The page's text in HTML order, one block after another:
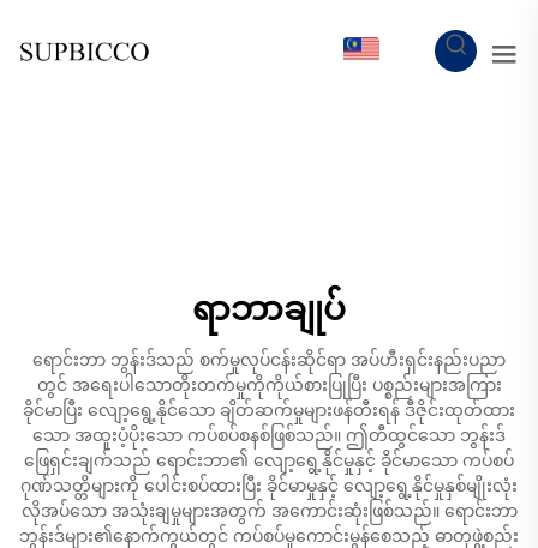
ရာဘာချုပ်
ရောင်းဘာ ဘွန်းဒ်သည် စက်မှုလုပ်ငန်းဆိုင်ရာ အပ်ဟီးရှင်းနည်းပညာ
တွင် အရေးပါသောတိုးတက်မှုကိုကိုယ်စားပြုပြီး ပစ္စည်းများအကြား
ခိုင်မာပြီး လျော့ရွေ့နိုင်သော ချိတ်ဆက်မှုများဖန်တီးရန် ဒီဇိုင်းထုတ်ထား
သော အထူးပံ့ပိုးသော ကပ်စပ်စနစ်ဖြစ်သည်။ ဤတီထွင်သော ဘွန်းဒ်
ဖြေရှင်းချက်သည် ရောင်းဘာ၏ လျော့ရွေ့နိုင်မှုနှင့် ခိုင်မာသော ကပ်စပ်
ဂုဏ်သတ္တိများကို ပေါင်းစပ်ထားပြီး ခိုင်မာမှုနှင့် လျော့ရွေ့နိုင်မှုနှစ်မျိုးလုံး
လိုအပ်သော အသုံးချမှုများအတွက် အကောင်းဆုံးဖြစ်သည်။ ရောင်းဘာ
ဘွန်းဒ်များ၏နောက်ကွယ်တွင် ကပ်စပ်မှုကောင်းမွန်စေသည့် ဓာတုဖွဲ့စည်း